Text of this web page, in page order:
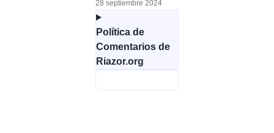
28 septiembre 2024
Política de
Comentarios de
Riazor.org